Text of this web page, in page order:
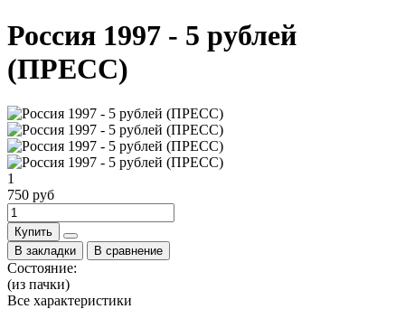
Россия 1997 - 5 рублей
(ПРЕСС)
1
750 руб
Купить
В закладки
В сравнение
Состояние:
(из пачки)
Все характеристики